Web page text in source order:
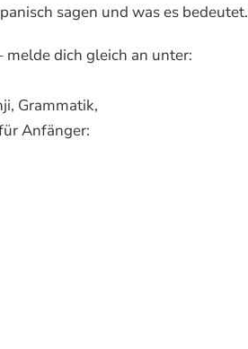
sagen und was es bedeutet.
dich gleich an unter:
Grammatik,
Anfänger: